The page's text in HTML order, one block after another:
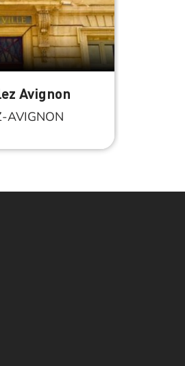
Avignon
AVIGNON